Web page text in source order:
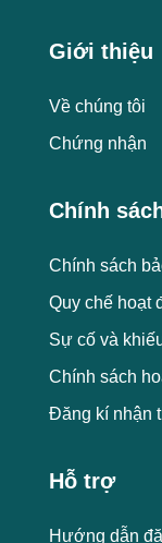
Giới thiệu
Về chúng tôi
Chứng nhận
Chính
Chính sách
Quy chế hoạt
Sự cố và
Chính sách
Đăng kí nhận
Hỗ trợ
Hướng dẫn